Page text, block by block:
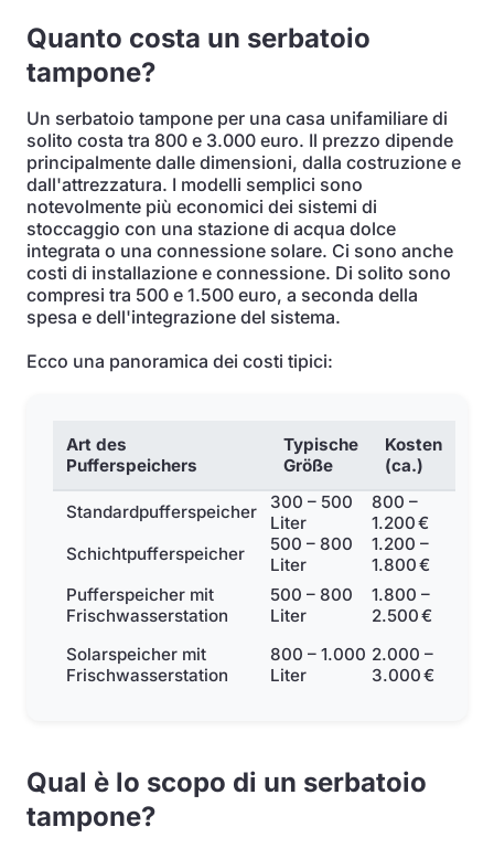
Quanto costa un serbatoio
tampone?
Un serbatoio tampone per una casa unifamiliare di
solito costa tra 800 e 3.000 euro. Il prezzo dipende
principalmente dalle dimensioni, dalla costruzione e
dall'attrezzatura. I modelli semplici sono
notevolmente più economici dei sistemi di
stoccaggio con una stazione di acqua dolce
integrata o una connessione solare. Ci sono anche
costi di installazione e connessione. Di solito sono
compresi tra 500 e 1.500 euro, a seconda della
spesa e dell'integrazione del sistema.
Ecco una panoramica dei costi tipici:
Art des
Pufferspeichers
Typische
Größe
Kosten
(ca.)
Standardpufferspeicher
300 – 500
Liter
800 –
1.200 €
Schichtpufferspeicher
500 – 800
Liter
1.200 –
1.800 €
Pufferspeicher mit
Frischwasserstation
500 – 800
Liter
1.800 –
2.500 €
Solarspeicher mit
Frischwasserstation
800 – 1.000
Liter
2.000 –
3.000 €
Qual è lo scopo di un serbatoio
tampone?